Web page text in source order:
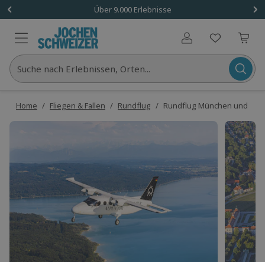
Über 9.000 Erlebnisse
Benutzerkonto
Suche nach Erlebnissen, Orten...
Home / Fliegen & Fallen / Rundflug / Rundflug München und